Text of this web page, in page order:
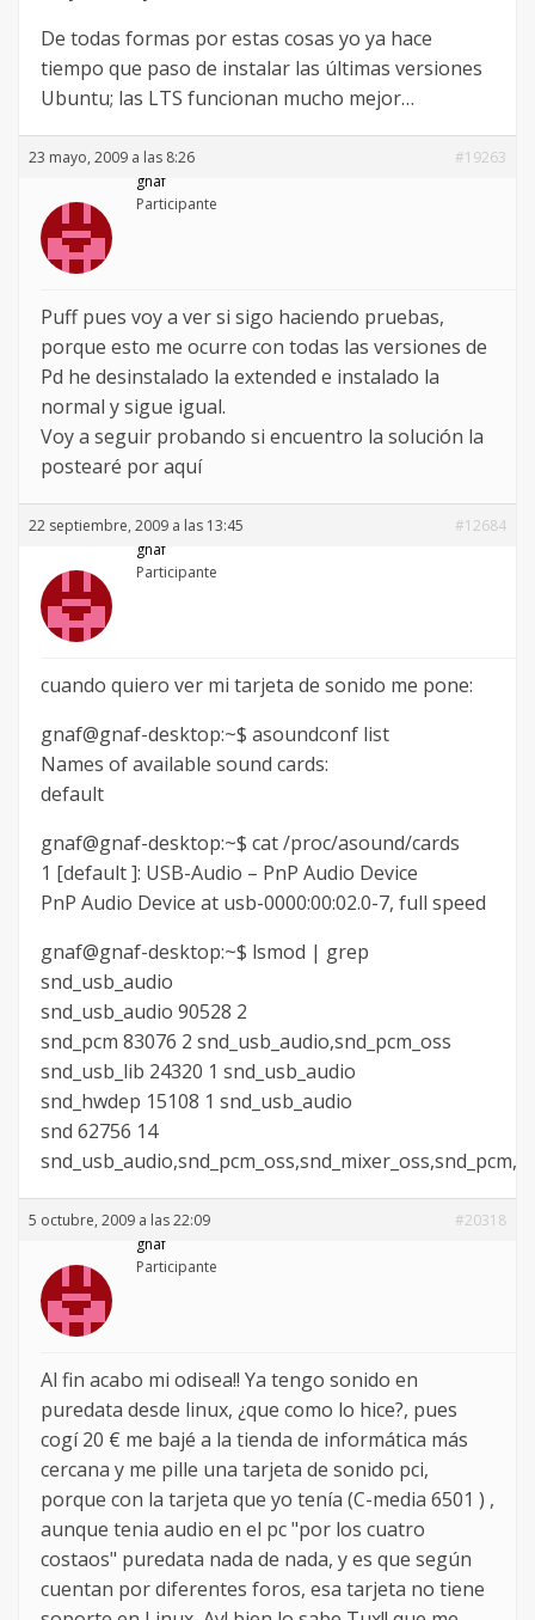
De todas formas por estas cosas yo ya hace
tiempo que paso de instalar las últimas versiones
Ubuntu; las LTS funcionan mucho mejor…
23 mayo, 2009 a las 8:26
#19263
gnaf
Participante
Puff pues voy a ver si sigo haciendo pruebas,
porque esto me ocurre con todas las versiones de
Pd he desinstalado la extended e instalado la
normal y sigue igual.
Voy a seguir probando si encuentro la solución la
postearé por aquí
22 septiembre, 2009 a las 13:45
#12684
gnaf
Participante
cuando quiero ver mi tarjeta de sonido me pone:
gnaf@gnaf-desktop:~$ asoundconf list
Names of available sound cards:
default
gnaf@gnaf-desktop:~$ cat /proc/asound/cards
1 [default ]: USB-Audio – PnP Audio Device
PnP Audio Device at usb-0000:00:02.0-7, full speed
gnaf@gnaf-desktop:~$ lsmod | grep
snd_usb_audio
snd_usb_audio 90528 2
snd_pcm 83076 2 snd_usb_audio,snd_pcm_oss
snd_usb_lib 24320 1 snd_usb_audio
snd_hwdep 15108 1 snd_usb_audio
snd 62756 14
5 octubre, 2009 a las 22:09
#20318
gnaf
Participante
Al fin acabo mi odisea!! Ya tengo sonido en
puredata desde linux, ¿que como lo hice?, pues
cogí 20 € me bajé a la tienda de informática más
cercana y me pille una tarjeta de sonido pci,
porque con la tarjeta que yo tenía (C-media 6501 ) ,
aunque tenia audio en el pc "por los cuatro
costaos" puredata nada de nada, y es que según
cuentan por diferentes foros, esa tarjeta no tiene